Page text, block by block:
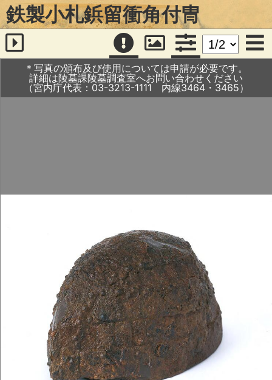
鉄製小札鋲留衝角付冑
＊写真の頒布及び使用については申請が必要です。
詳細は陵墓課陵墓調査室へお問い合わせください
（宮内庁代表：03-3213-1111 内線3464・3465）